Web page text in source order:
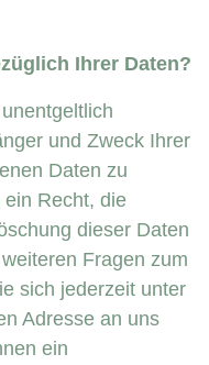
Ihrer Daten?
und Zweck Ihrer
Daten zu
Recht, die
dieser Daten
Fragen zum
sich jederzeit unter
Adresse an uns
ein